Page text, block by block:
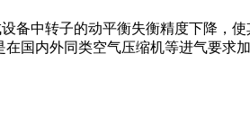
中转子的动平衡失衡精度下降，使
国内外同类空气压缩机等进气要求